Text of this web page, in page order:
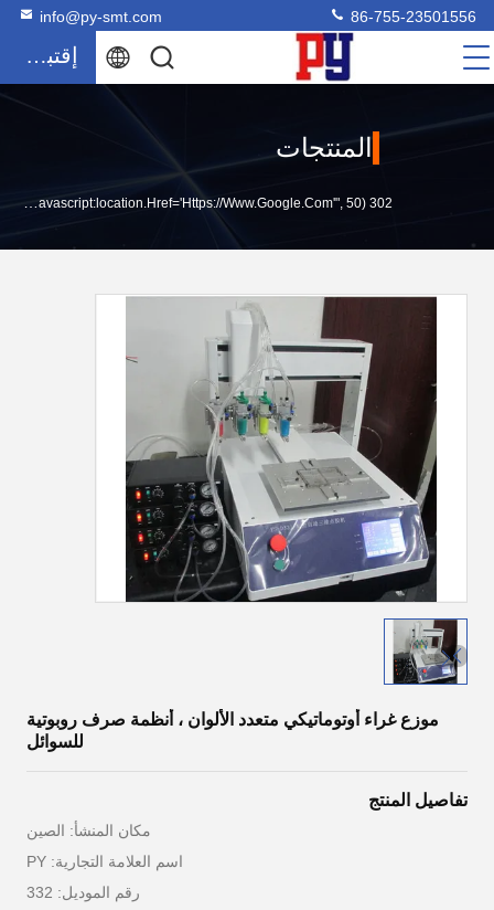
info@py-smt.com 86-755-23501556
إقتباس
المنتجات
موزع غراء أوتوماتيكي متعدد الألوان ، أنظمة صرف روبوتية
للسوائل
تفاصيل المنتج
مكان المنشأ: الصين
اسم العلامة التجارية: PY
رقم الموديل: 332